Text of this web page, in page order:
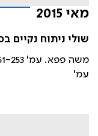
מאי 2015
שולי ניתוח
משה פפא. עמ' 251-253
עמ'